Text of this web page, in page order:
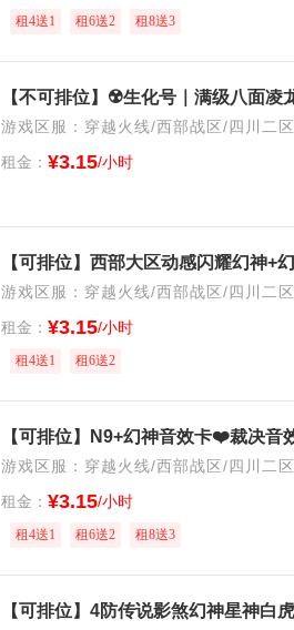
租4送1 租6送2 租8送3
游戏区服：穿越火线/西部战区/四川二区
租金： ¥3.15/小时
游戏区服：穿越火线/西部战区/四川二区
租金： ¥3.15/小时
租4送1 租6送2
游戏区服：穿越火线/西部战区/四川二区
租金： ¥3.15/小时
租4送1 租6送2 租8送3